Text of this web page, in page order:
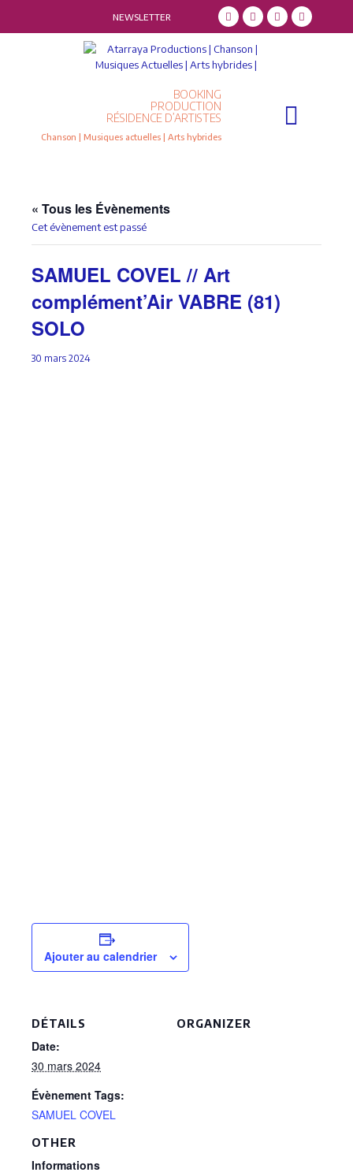
NEWSLETTER
BOOKING
PRODUCTION
RÉSIDENCE D’ARTISTES
Chanson | Musiques actuelles | Arts hybrides
« Tous les Évènements
Cet évènement est passé
SAMUEL COVEL // Art
complément’Air VABRE (81)
SOLO
30 mars 2024
Ajouter au calendrier
DÉTAILS
Date:
30 mars 2024
Évènement Tags:
SAMUEL COVEL
ORGANIZER
OTHER
Informations